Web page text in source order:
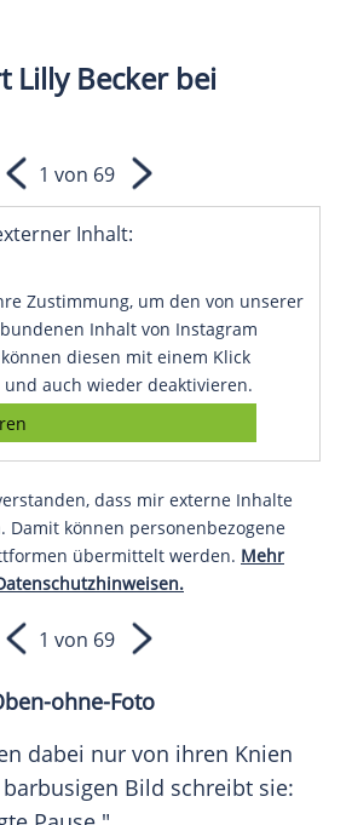
Lilly Becker bei
Inhalt:
Zustimmung, um den von unserer
Inhalt von Instagram
diesen mit einem Klick
und auch wieder deaktivieren.
dass mir externe Inhalte
Damit können personenbezogene
übermittelt werden. Mehr
1 von 69
1 von 69
ohne-Foto
dabei nur von ihren Knien
Bild schreibt sie: